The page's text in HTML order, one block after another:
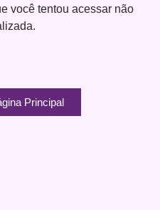
você tentou acessar não
Principal